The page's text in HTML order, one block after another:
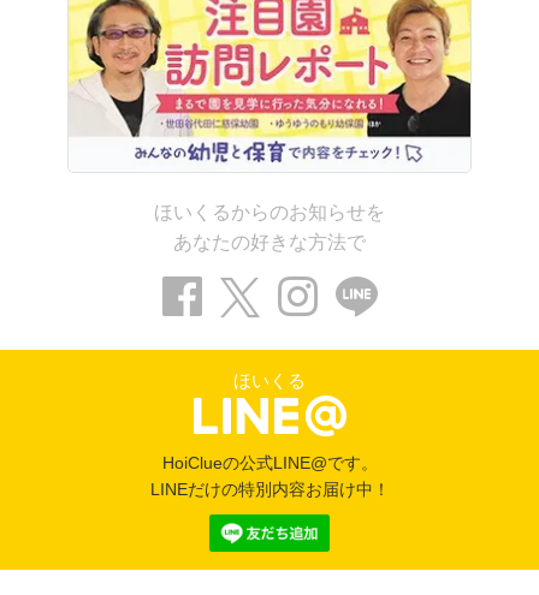
ほいくるからのお知らせを
あなたの好きな方法で
ほいくる
HoiClueの公式LINE@です。
LINEだけの特別内容お届け中！